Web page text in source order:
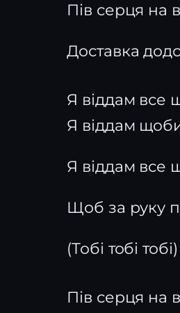
Пів серця на
Доставка
Я віддам все
Я віддам
Я віддам все
Щоб за руку
(Тобі тобі тобі)
Пів серця на